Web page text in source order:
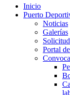
Inicio
Puerto
Noticias
Galerías
Portal